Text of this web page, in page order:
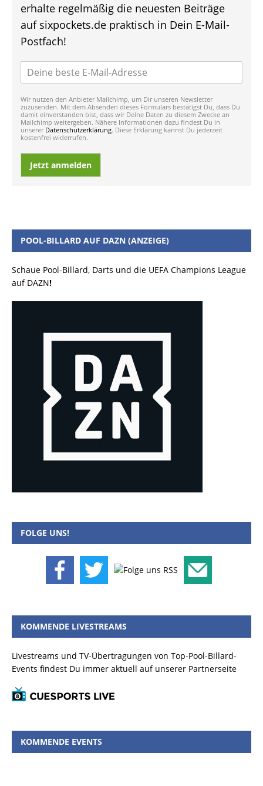
erhalte regelmäßig die neuesten Beiträge
auf sixpockets.de praktisch in Dein E-Mail-
Postfach!
Wir nutzen den Anbieter Mailchimp, um Dir unseren Newsletter
zuzusenden. Mit dem Absenden dieses Formulars bestätigst Du, dass Du
damit einverstanden bist, dass wir Deine Daten zu diesem Zwecke an
Mailchimp weitergeben. Nähere Informationen dazu findest Du in
unserer Datenschutzerklärung. Diese Erklärung kannst Du jederzeit
kostenfrei widerrufen.
Jetzt anmelden
POOL-BILLARD AUF DAZN (ANZEIGE)
Schaue Pool-Billard, Darts und die UEFA Champions League
auf DAZN!
FOLGE UNS!
KOMMENDE LIVESTREAMS
Livestreams und TV-Übertragungen von Top-Pool-Billard-
Events findest Du immer aktuell auf unserer Partnerseite
KOMMENDE EVENTS